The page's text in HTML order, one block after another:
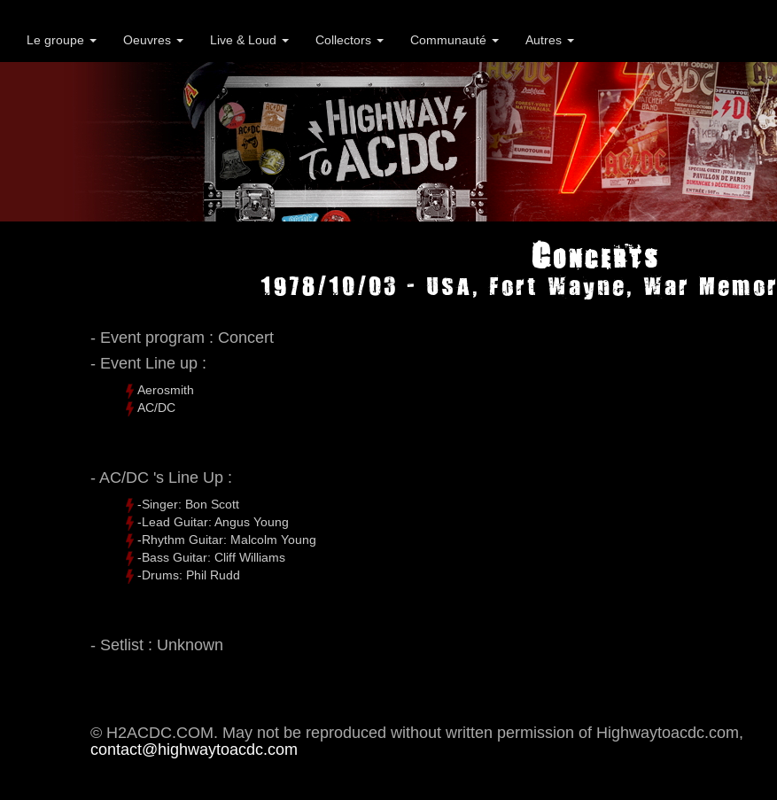
Le groupe Oeuvres Live & Loud Collectors Communauté Autres
Concerts
1978/10/03 - USA, Fort Wayne, War
- Event program : Concert
- Event Line up :
Aerosmith
AC/DC
- AC/DC 's Line Up :
-Singer: Bon Scott
-Lead Guitar: Angus Young
-Rhythm Guitar: Malcolm Young
-Bass Guitar: Cliff Williams
-Drums: Phil Rudd
- Setlist : Unknown
© H2ACDC.COM. May not be reproduced without written permission of Highwaytoacdc.com,
contact@highwaytoacdc.com